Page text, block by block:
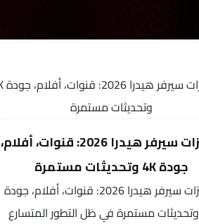
مميزات سيرفر هيدرا 2026: قنوات، أفلام،
جودة 4K وتحديثات مستمرة
مميزات سيرفر هيدرا 2026: قنوات، أفلام، جودة
4K وتحديثات مستمرة في ظل التطور المتسارع